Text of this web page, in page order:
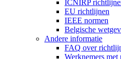
ICNIRP
EU richtlijnen
IEEE normen
Belgische
Andere informatie
FAQ over
Werknemers met